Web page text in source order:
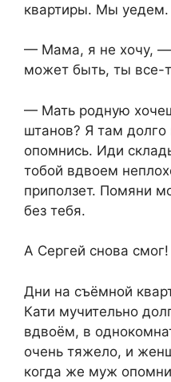
квартиры. Мы уедем.
— Мама, я не хочу,
может быть, ты все-
— Мать родную
штанов? Я там долго
опомнись. Иди
тобой вдвоем
приползет. Помяни
без тебя.
А Сергей снова смог!
Дни на съёмной
Кати мучительно
вдвоём, в
очень тяжело, и
когда же муж